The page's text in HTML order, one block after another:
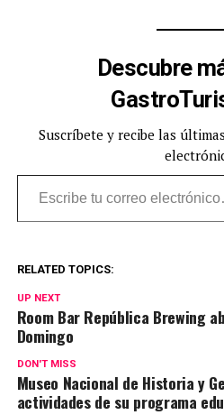
Descubre
Suscríbete y recibe las
Escribe tu correo electrónico…
RELATED TOPICS:
UP NEXT
Room Bar República Brewing
Domingo
DON'T MISS
Museo Nacional de Historia y
actividades de su programa